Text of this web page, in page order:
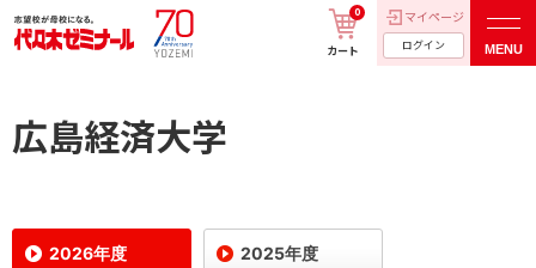
カート
0 マイページ
ログイン MENU
広島経済大学
2026年度 2025年度